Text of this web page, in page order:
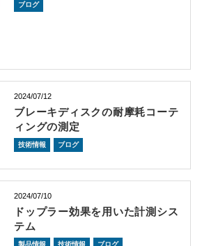
ブログ
2024/07/12
ブレーキディスクの耐摩耗コーテ
ィングの測定
技術情報 ブログ
2024/07/10
ドップラー効果を用いた計測シス
テム
製品情報 技術情報 ブログ